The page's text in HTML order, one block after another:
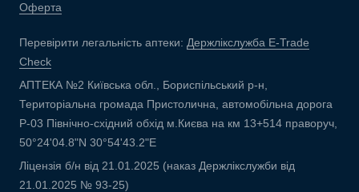
Оферта
Перевірити легальність аптеки: Держлікслужба E-Trade
Check
АПТЕКА №2 Київська обл., Бориспільський р-н,
Територіальна громада Пристолична, автомобільна дорога
Р-03 Північно-східний обхід м.Києва на км 13+514 праворуч,
50°24'04.8"N 30°54'43.2"E
Ліцензія б/н від 21.01.2025 (наказ Держлікслужби від
21.01.2025 № 93-25)